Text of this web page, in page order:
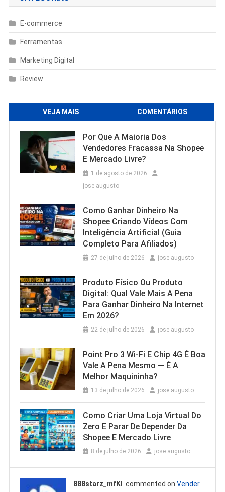
E-commerce
Ferramentas
Marketing Digital
Review
VEJA MAIS COMENTÁRIOS
Por Que A Maioria Dos
Vendedores Fracassa Na Shopee
E Mercado Livre?
1 de agosto de 2026
jose augusto
Como Ganhar Dinheiro Na
Shopee Criando Vídeos Com
Inteligência Artificial (Guia
Completo Para Afiliados)
27 de julho de 2026 jose augusto
Produto Físico Ou Produto
Digital: Qual Vale Mais A Pena
Para Ganhar Dinheiro Na Internet
Em 2026?
22 de julho de 2026 jose augusto
Point Pro 3 Wi‑Fi E Chip 4G É Boa
Vale A Pena Mesmo — É A
Melhor Maquininha?
13 de julho de 2026 jose augusto
Como Criar Uma Loja Virtual Do
Zero E Parar De Depender Da
Shopee E Mercado Livre
8 de julho de 2026 jose augusto
888starz_mfKl commented onVender